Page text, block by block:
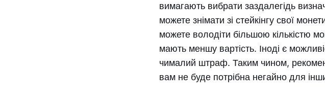
вимагають вибрати заздалегідь
можете знімати зі стейкінгу свої
можете володіти більшою кількістю
мають меншу вартість. Іноді є
чималий штраф. Таким чином,
вам не буде потрібна негайно для